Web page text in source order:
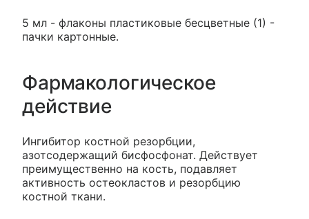
5 мл - флаконы пластиковые бесцветные (1) -
пачки картонные.
Фармакологическое
действие
Ингибитор костной резорбции,
азотсодержащий бисфосфонат. Действует
преимущественно на кость, подавляет
активность остеокластов и резорбцию
костной ткани.